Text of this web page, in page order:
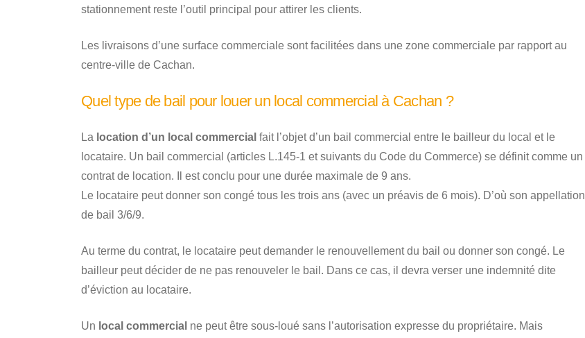
stationnement reste l’outil principal pour attirer les clients.
Les livraisons d’une surface commerciale sont facilitées dans une zone commerciale par rapport au
centre-ville de Cachan.
Quel type de bail pour louer un local commercial à Cachan ?
La location d’un local commercial fait l’objet d’un bail commercial entre le bailleur du local et le
locataire. Un bail commercial (articles L.145-1 et suivants du Code du Commerce) se définit comme un
contrat de location. Il est conclu pour une durée maximale de 9 ans.
Le locataire peut donner son congé tous les trois ans (avec un préavis de 6 mois). D’où son appellation
de bail 3/6/9.
Au terme du contrat, le locataire peut demander le renouvellement du bail ou donner son congé. Le
bailleur peut décider de ne pas renouveler le bail. Dans ce cas, il devra verser une indemnité dite
d’éviction au locataire.
Un local commercial ne peut être sous-loué sans l’autorisation expresse du propriétaire. Mais